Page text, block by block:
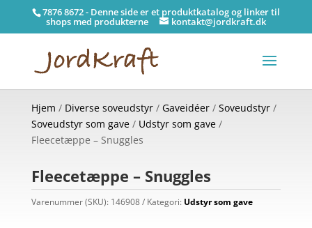
7876 8672 - Denne side er et produktkatalog og linker til
shops med produkterne kontakt@jordkraft.dk
Hjem / Diverse soveudstyr/ Gaveidéer/ Soveudstyr/
Soveudstyr som gave/ Udstyr som gave/
Fleecetæppe – Snuggles
Fleecetæppe – Snuggles
Varenummer (SKU): 146908 Kategori: Udstyr som gave